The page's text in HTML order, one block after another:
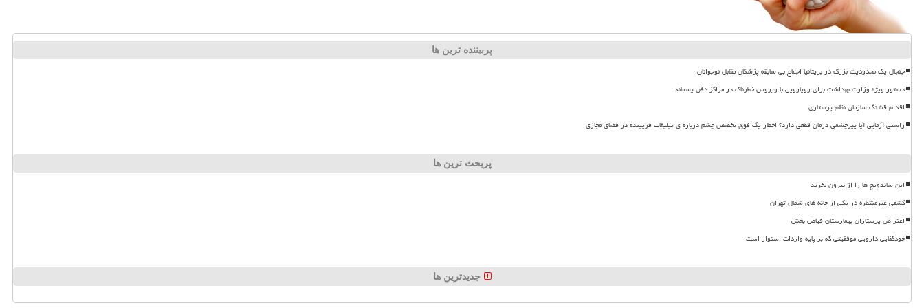
پربیننده ترین ها
جنجال یک محدودیت بزرگ در بریتانیا اجماع بی سابقه پزشکان مقابل نوجوانان
دستور ویژه وزارت بهداشت برای رویارویی با ویروس خطرناک در مراکز دفن پسماند
اقدام قشنگ سازمان نظام پرستاری
راستی آزمایی آیا پیرچشمی درمان قطعی دارد؟ اخطار یک فوق تخصص چشم درباره ی تبلیغات فریبنده در فضای مجازی
پربحث ترین ها
این ساندویچ ها را از بیرون نخرید
کشفی غیرمنتظره در یکی از خانه های شمال تهران
اعتراض پرستاران بیمارستان فیاض بخش
خودکفایی دارویی موفقیتی که بر پایه واردات استوار است
جدیدترین ها